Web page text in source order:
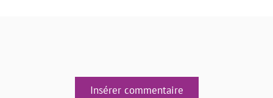
Insérer commentaire